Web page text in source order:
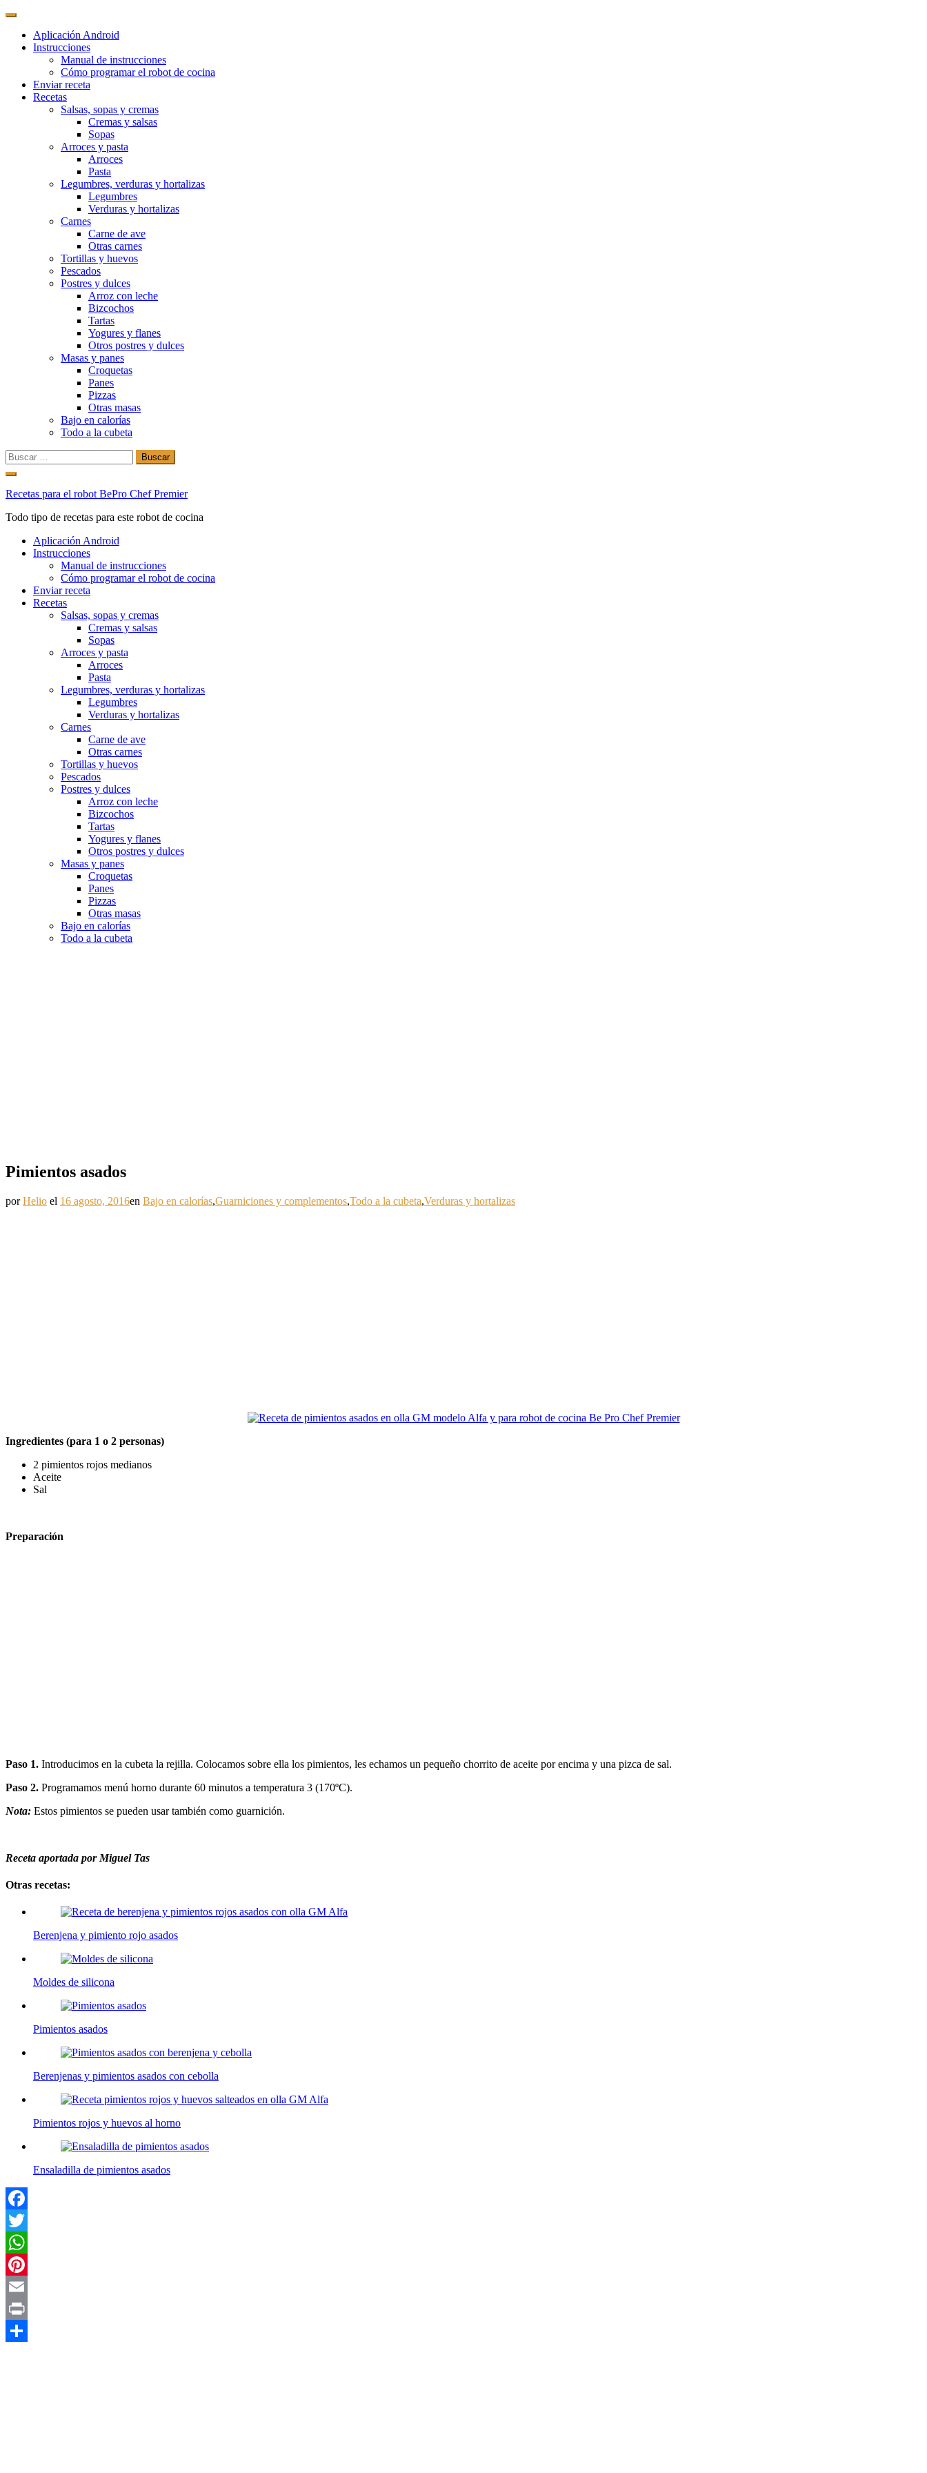
Aplicación Android
Instrucciones
Manual de instrucciones
Cómo programar el robot de cocina
Enviar receta
Recetas
Salsas, sopas y cremas
Cremas y salsas
Sopas
Arroces y pasta
Arroces
Pasta
Legumbres, verduras y hortalizas
Legumbres
Verduras y hortalizas
Carnes
Carne de ave
Otras carnes
Tortillas y huevos
Pescados
Postres y dulces
Arroz con leche
Bizcochos
Tartas
Yogures y flanes
Otros postres y dulces
Masas y panes
Croquetas
Panes
Pizzas
Otras masas
Bajo en calorías
Todo a la cubeta
Buscar:
Ir
contenido
Recetas para el robot BePro Chef Premier
Todo tipo de recetas para este robot de cocina
Aplicación Android
Instrucciones
Manual de instrucciones
Cómo programar el robot de cocina
Enviar receta
Recetas
Salsas, sopas y cremas
Cremas y salsas
Sopas
Arroces y pasta
Arroces
Pasta
Legumbres, verduras y hortalizas
Legumbres
Verduras y hortalizas
Carnes
Carne de ave
Otras carnes
Tortillas y huevos
Pescados
Postres y dulces
Arroz con leche
Bizcochos
Tartas
Yogures y flanes
Otros postres y dulces
Masas y panes
Croquetas
Panes
Pizzas
Otras masas
Bajo en calorías
Todo a la cubeta
Pimientos asados
porHelio el 16 agosto, 2016en Bajo en calorías,Guarniciones y complementos,Todo a la cubeta,Verduras y hortalizas
Ingredientes (para 1 o 2 personas)
2 pimientos rojos medianos
Aceite
Sal
Preparación
Paso 1. Introducimos en la cubeta la rejilla. Colocamos sobre ella los pimientos, les echamos un pequeño chorrito de aceite por encima y una pizca de sal.
Paso 2. Programamos menú horno durante 60 minutos a temperatura 3 (170ºC).
Nota: Estos pimientos se pueden usar también como guarnición.
Receta aportada por Miguel Tas
Otras recetas:
Berenjena y pimiento rojo asados
Moldes de silicona
Pimientos asados
Berenjenas y pimientos asados con cebolla
Pimientos rojos y huevos al horno
Ensaladilla de pimientos asados
Facebook
Twitter
WhatsApp
Pinterest
Email
Print